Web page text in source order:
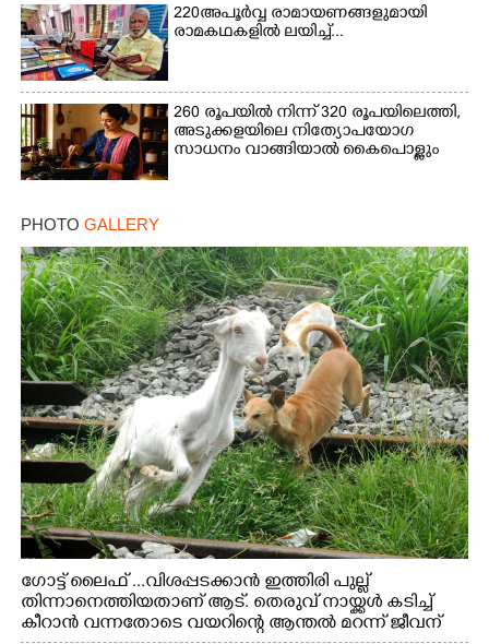
220 അപൂർവ്വ രാമായണങ്ങളുമായി
രാമകഥകളിൽ ലയിച്ച്...
260 രൂപയിൽ നിന്ന് 320 രൂപയിലെത്തി,
അടുക്കളയിലെ നിത്യോപയോഗ
സാധനം വാങ്ങിയാൽ കൈപൊള്ളും
PHOTO GALLERY
ഗോട്ട് ലൈഫ് ...വിശപ്പടക്കാൻ ഇത്തിരി പുല്ല്
തിന്നാനെത്തിയതാണ് ആട്. തെരുവ് നായ്ക്കൾ കടിച്ച്
കീറാൻ വന്നതോടെ വയറിന്റെ ആന്തൽ മറന്ന് ജീവന്